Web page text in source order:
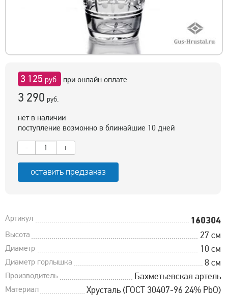
3 125 руб. при онлайн оплате
3 290 руб.
нет в наличии
поступление возможно в ближайшие 10 дней
-
+
оставить предзаказ
Артикул 160304
Высота 27 см
Диаметр 10 см
Диаметр горлышка 8 см
Производитель Бахметьевская артель
Материал
Хрусталь (ГОСТ 30407-96 24% PbO)